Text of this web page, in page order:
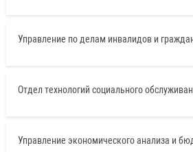
Управление по делам инвалидов и
Отдел технологий социального
Управление экономического анализа и